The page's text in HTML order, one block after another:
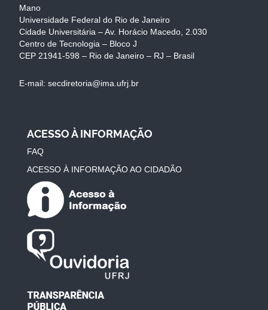
Mano
Universidade Federal do Rio de Janeiro
Cidade Universitária – Av. Horácio Macedo, 2.030
Centro de Tecnologia – Bloco J
CEP 21941-598 – Rio de Janeiro – RJ – Brasil
E-mail: secdiretoria@ima.ufrj.br
ACESSO À INFORMAÇÃO
FAQ
ACESSO À INFORMAÇÃO AO CIDADÃO